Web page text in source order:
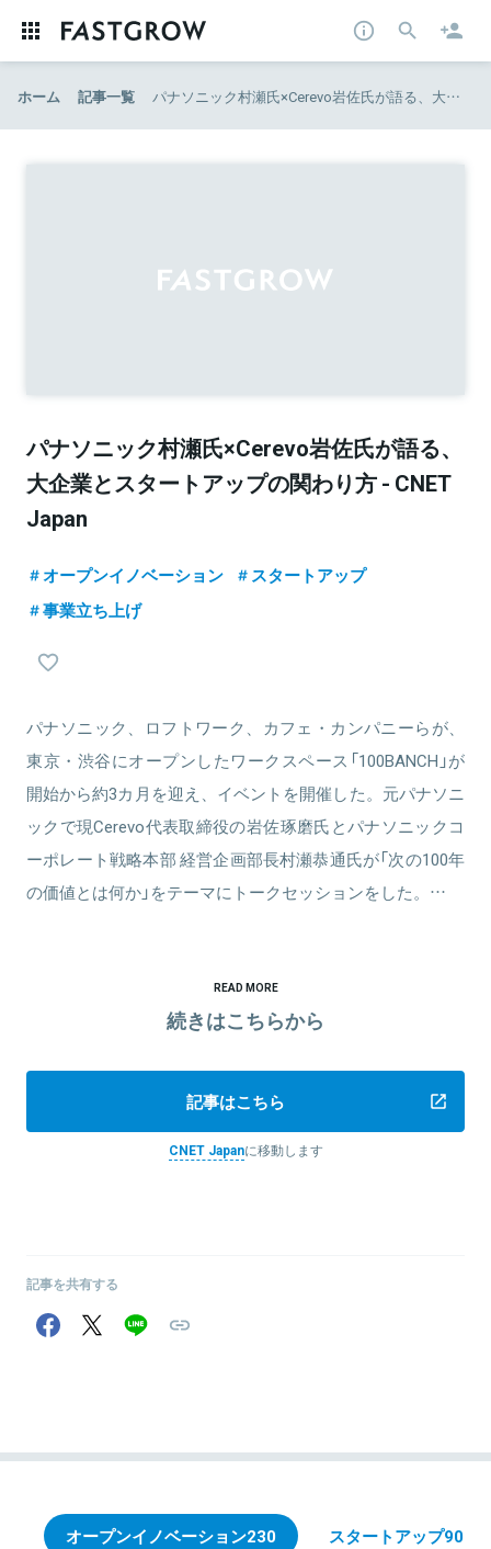
ホーム 記事一覧 パナソニック村瀬氏×Cerevo岩佐氏が語る、大企業とスタートアップの関わり方 - CNET Japan
パナソニック村瀬氏×Cerevo岩佐氏が語る、
大企業とスタートアップの関わり方 - CNET
Japan
オープンイノベーション
スタートアップ
事業立ち上げ
パナソニック、ロフトワーク、カフェ・カンパニーらが、
東京・渋谷にオープンしたワークスペース「100BANCH」が
開始から約3カ月を迎え、イベントを開催した。元パナソニ
ックで現Cerevo代表取締役の岩佐琢磨氏とパナソニックコ
ーポレート戦略本部 経営企画部長村瀬恭通氏が「次の100年
の価値とは何か」をテーマにトークセッションをした。…
READ MORE
続きはこちらから
記事はこちら
CNET Japanに移動します
記事を共有する
オープンイノベーション230 スタートアップ909